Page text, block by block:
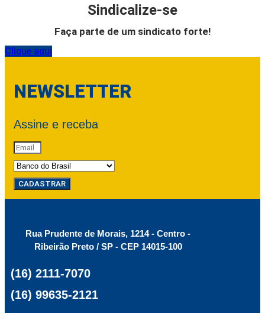
Sindicalize-se
Faça parte de um sindicato forte!
Clique aqui
NEWSLETTER
Assine e receba
CADASTRAR
Rua Prudente de Morais, 1214 - Centro -
Ribeirão Preto / SP - CEP 14015-100
(16) 2111-7070
(16) 99635-2121